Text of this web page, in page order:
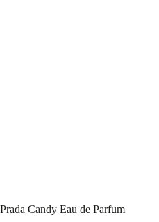
Prada Candy Eau de Parfum